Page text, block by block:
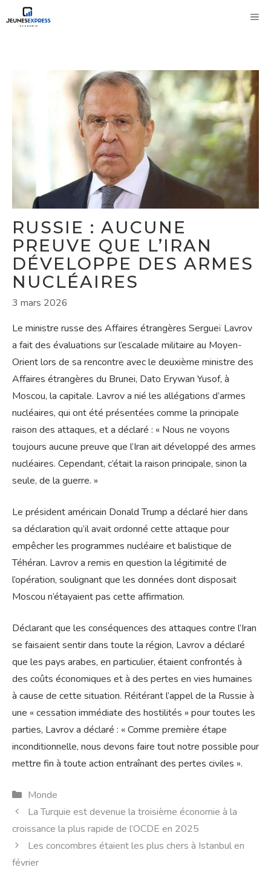
au
RUSSIE : AUCUNE
PREUVE QUE L’IRAN
DÉVELOPPE DES ARMES
NUCLÉAIRES
3 mars 2026
Le ministre russe des Affaires étrangères Sergueï Lavrov
a fait des évaluations sur l’escalade militaire au Moyen-
Orient lors de sa rencontre avec le deuxième ministre des
Affaires étrangères du Brunei, Dato Erywan Yusof, à
Moscou, la capitale. Lavrov a nié les allégations d’armes
nucléaires, qui ont été présentées comme la principale
raison des attaques, et a déclaré : « Nous ne voyons
toujours aucune preuve que l’Iran ait développé des armes
nucléaires. Cependant, c’était la raison principale, sinon la
seule, de la guerre. »
Le président américain Donald Trump a déclaré hier dans
sa déclaration qu’il avait ordonné cette attaque pour
empêcher les programmes nucléaire et balistique de
Téhéran. Lavrov a remis en question la légitimité de
l’opération, soulignant que les données dont disposait
Moscou n’étayaient pas cette affirmation.
Déclarant que les conséquences des attaques contre l’Iran
se faisaient sentir dans toute la région, Lavrov a déclaré
que les pays arabes, en particulier, étaient confrontés à
des coûts économiques et à des pertes en vies humaines
à cause de cette situation. Réitérant l’appel de la Russie à
une « cessation immédiate des hostilités » pour toutes les
parties, Lavrov a déclaré : « Comme première étape
inconditionnelle, nous devons faire tout notre possible pour
mettre fin à toute action entraînant des pertes civiles ».
Catégories
Monde
La Turquie est devenue la troisième économie à la
croissance la plus rapide de l’OCDE en 2025
Les concombres étaient les plus chers à Istanbul en
février